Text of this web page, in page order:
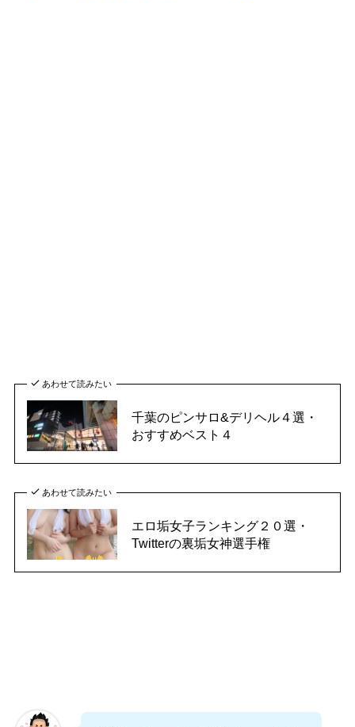
あわせて読みたい
千葉のピンサロ&デリヘル４選・
おすすめベスト４
あわせて読みたい
エロ垢女子ランキング２０選・
Twitterの裏垢女神選手権